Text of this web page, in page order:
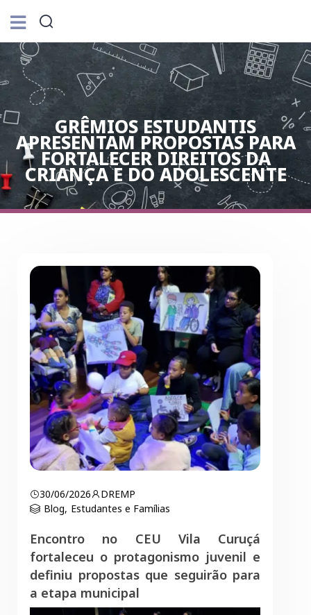
GRÊMIOS ESTUDANTIS
APRESENTAM PROPOSTAS PARA
FORTALECER DIREITOS DA
CRIANÇA E DO ADOLESCENTE
30/06/2026
DREMP
Blog, Estudantes e Famílias
Encontro no CEU Vila Curuçá
fortaleceu o protagonismo juvenil e
definiu propostas que seguirão para
a etapa municipal